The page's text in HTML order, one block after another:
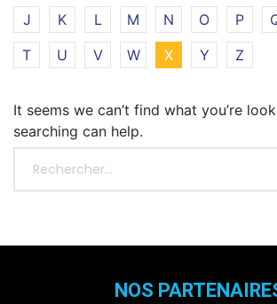
J
K L M N O P
T
U V W X Y Z
It seems we can’t find what you’re
searching can help.
NOS